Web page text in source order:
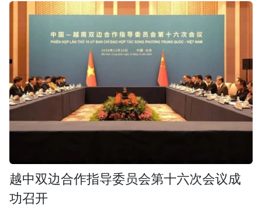
越中双边合作指导委员会第十六次会议成
功召开